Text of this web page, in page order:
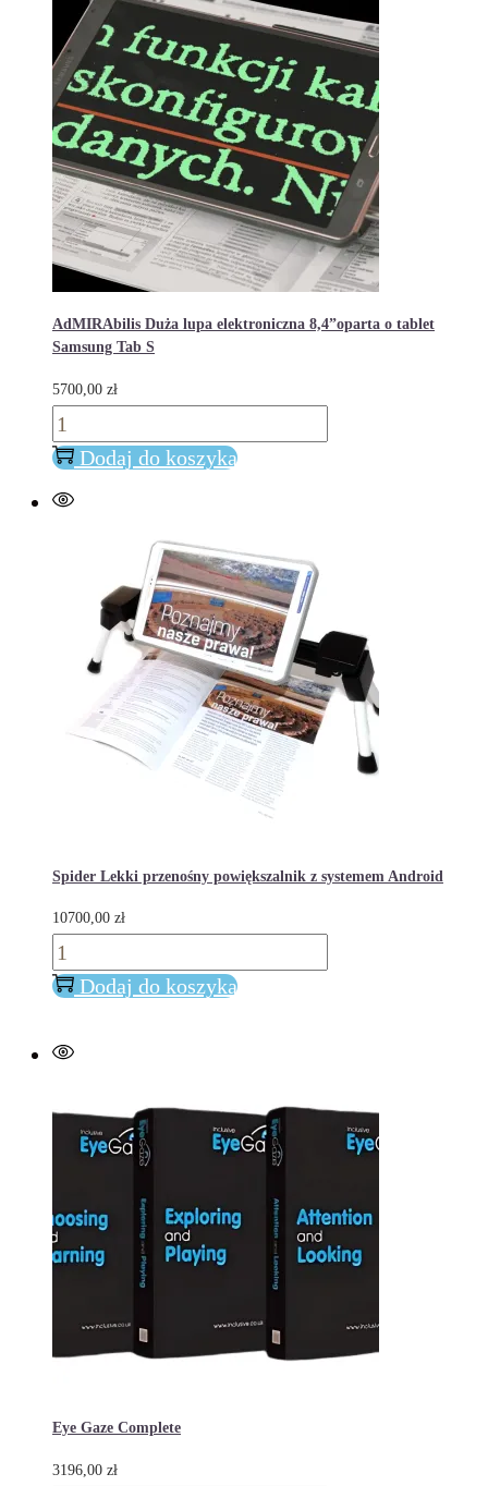
AdMIRAbilis Duża lupa elektroniczna 8,4”oparta o tablet
Samsung Tab S
5700,00 zł
ilość
AdMIRAbilis
lupa
elektroniczna
tablet
Samsung
Dodaj do koszyka
Spider Lekki przenośny powiększalnik z systemem Android
10700,00 zł
ilość
Spider
przenośny
systemem
Android
Dodaj do koszyka
Eye Gaze Complete
3196,00 zł